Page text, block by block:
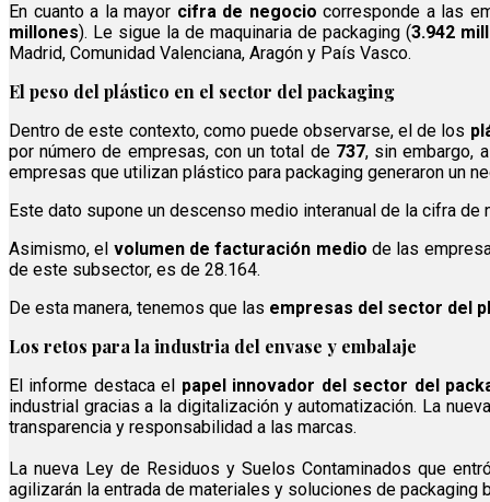
En cuanto a la mayor cifra de negocio corresponde a las
millones). Le sigue la de maquinaria de packaging (3.942
Madrid, Comunidad Valenciana, Aragón y País Vasco.
El peso del plástico en el sector del packaging
Dentro de este contexto, como puede observarse, el de los
por número de empresas, con un total de737, sin embargo,
empresas que utilizan plástico para packaging generaron un
Este dato supone un descenso medio interanual de la cifra de
Asimismo, el volumen de facturación medio de las
de este subsector, es de 28.164.
De esta manera, tenemos que las empresas del sector del
Los retos para la industria del envase y embalaje
El informe destaca el papel innovador del sector del
industrial gracias a la digitalización y automatización. La
transparencia y responsabilidad a las marcas.
La nueva Ley de Residuos y Suelos Contaminados que
agilizarán la entrada de materiales y soluciones de packaging